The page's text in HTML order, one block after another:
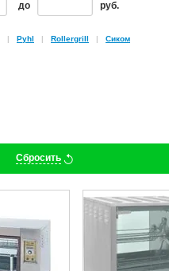
до руб.
| Pyhl | Rollergrill | Сиком
Сбросить